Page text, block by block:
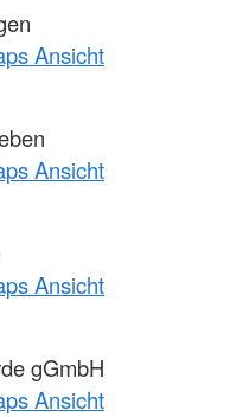
Ansicht
Ansicht
Ansicht
gGmbH
Ansicht